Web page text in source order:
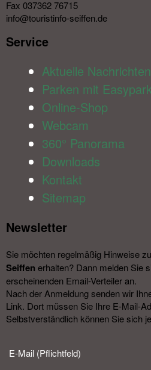
Fax 037362 76715
info@touristinfo-seiffen.de
Service​
Aktuelle Nachrichten
Parken mit
Online-Shop
Webcam
360° Panorama
Downloads
Kontakt
Sitemap
Newsletter​
Sie möchten regelmäßig Hinweise zu
Seiffen erhalten? Dann melden Sie
erscheinenden Email-Verteiler an.
Nach der Anmeldung senden wir
Link. Dort müssen Sie Ihre E-Mail-
Selbstverständlich können Sie sich
E-Mail (Pflichtfeld)